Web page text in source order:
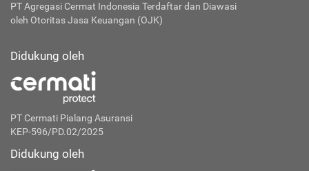
PT Agregasi Cermat Indonesia Terdaftar dan Diawasi
oleh Otoritas Jasa Keuangan (OJK)
Didukung oleh
PT Cermati Pialang Asuransi
KEP-596/PD.02/2025
Didukung oleh